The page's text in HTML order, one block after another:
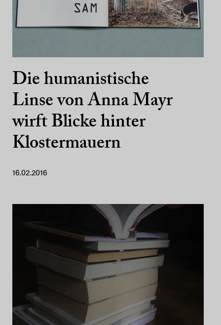
Die humanistische
Linse von Anna Mayr
wirft Blicke hinter
Klostermauern
16.02.2016